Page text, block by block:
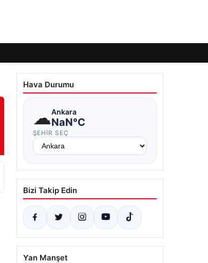
Hava Durumu
☁Ankara
NaN°C
ŞEHIR SEÇ
Bizi Takip Edin
Yan Manşet